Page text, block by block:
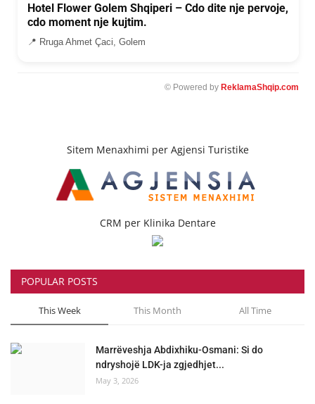
Hotel Flower Golem Shqiperi – Cdo dite nje pervoje,
cdo moment nje kujtim.
📍 Rruga Ahmet Çaci, Golem
© Powered by ReklamaShqip.com
Sitem Menaxhimi per Agjensi Turistike
CRM per Klinika Dentare
POPULAR POSTS
This Week This Month All Time
Marrëveshja Abdixhiku-Osmani: Si do
ndryshojë LDK-ja zgjedhjet...
May 3, 2026